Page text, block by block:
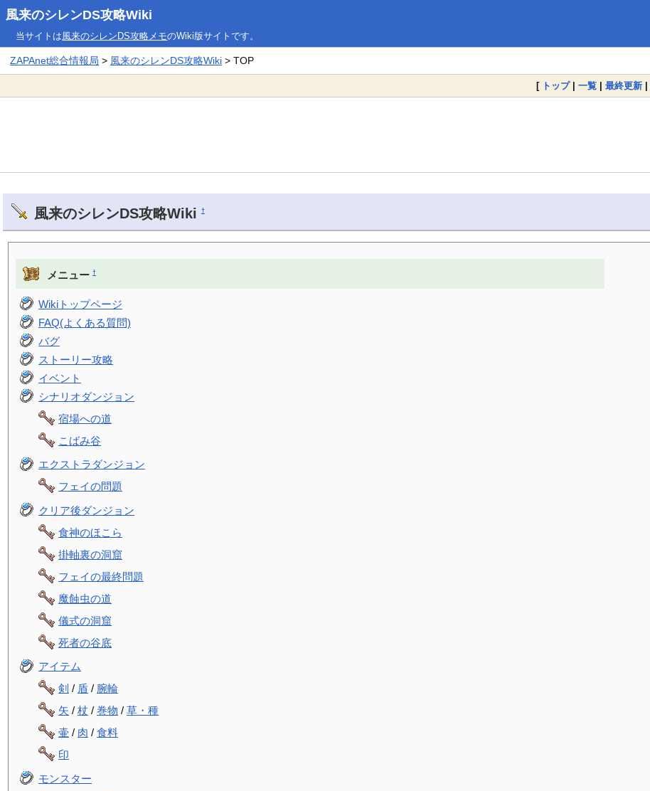
風来のシレンDS攻略Wiki
当サイトは風来のシレンDS攻略メモのWiki版サイトです。
ZAPAnet総合情報局 > 風来のシレンDS攻略Wiki > TOP
[ トップ| 一覧 | 最終更新 |
風来のシレンDS攻略Wiki †
メニュー †
Wikiトップページ
FAQ(よくある質問)
バグ
ストーリー攻略
イベント
シナリオダンジョン
宿場への道
こばみ谷
エクストラダンジョン
フェイの問題
クリア後ダンジョン
食神のほこら
掛軸裏の洞窟
フェイの最終問題
魔蝕虫の道
儀式の洞窟
死者の谷底
アイテム
剣 / 盾 / 腕輪
矢 /杖 /巻物 /草・種
壷 / 肉 /食料
印
モンスター